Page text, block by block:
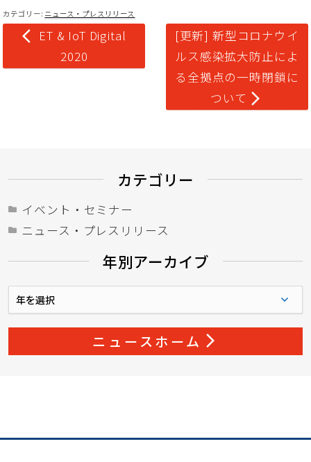
カテゴリー: ニュース・プレスリリース
投稿ナビゲーション
前
の
投
[更新] 新型コロナウイ
ルス感染拡大防止によ
る全拠点の一時閉鎖に
ついて arrow_forward_ios
次
arrow_back_ios ET & IoT Digital
2020
カテゴリー
イベント・セミナー
ニュース・プレスリリース
年別アーカイブ
ア
ー
イ
ニュースホーム arrow_forward_ios